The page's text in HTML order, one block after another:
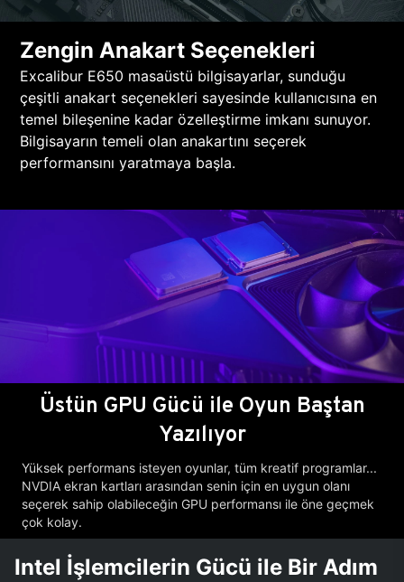
Zengin Anakart Seçenekleri
Excalibur E650 masaüstü bilgisayarlar, sunduğu
çeşitli anakart seçenekleri sayesinde kullanıcısına en
temel bileşenine kadar özelleştirme imkanı sunuyor.
Bilgisayarın temeli olan anakartını seçerek
performansını yaratmaya başla.
Üstün GPU Gücü ile Oyun Baştan
Yazılıyor
Yüksek performans isteyen oyunlar, tüm kreatif programlar...
NVDIA ekran kartları arasından senin için en uygun olanı
seçerek sahip olabileceğin GPU performansı ile öne geçmek
çok kolay.
Intel İşlemcilerin Gücü ile Bir Adım